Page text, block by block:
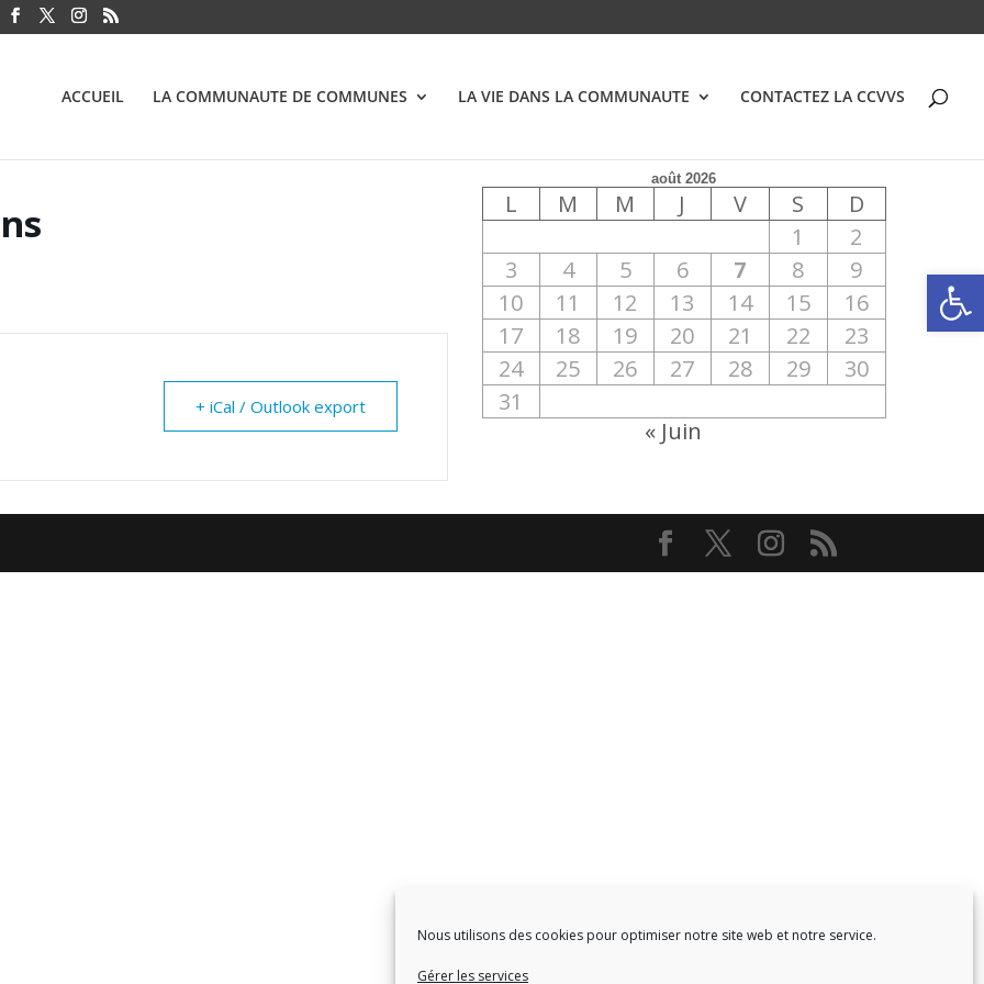
Nous utilisons des cookies pour optimiser notre site web et notre service.
Gérer les services
Ouvrir
ACCUEIL LA COMMUNAUTE DE COMMUNES LA VIE DANS LA COMMUNAUTE CONTACTEZ LA CCVVS
+ iCal / Outlook export
août 2026
L M M J V S
D
1
2
3
4 5 6 7 8
9
10
11 12 13 14 15
16
17
18 19 20 21 22
23
24
25 26 27 28 29
30
31
« Juin